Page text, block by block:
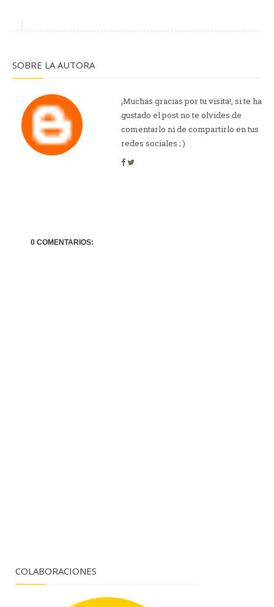
SOBRE LA AUTORA
¡Muchas gracias por tu visita!, si te ha
gustado el post no te olvides de
comentarlo ni de compartirlo en tus
redes sociales ; )
0 COMENTARIOS:
COLABORACIONES